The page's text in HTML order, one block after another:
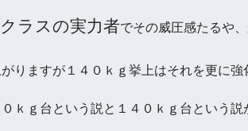
ラスの実力者でその威圧感たるや
りますが１４０ｋｇ挙上はそれを更に
ｋｇ台という説と１４０ｋｇ台という